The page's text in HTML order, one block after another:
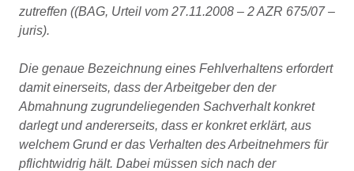
zutreffen ((BAG, Urteil vom 27.11.2008 – 2 AZR 675/07 –
juris).
Die genaue Bezeichnung eines Fehlverhaltens erfordert
damit einerseits, dass der Arbeitgeber den der
Abmahnung zugrundeliegenden Sachverhalt konkret
darlegt und andererseits, dass er konkret erklärt, aus
welchem Grund er das Verhalten des Arbeitnehmers für
pflichtwidrig hält. Dabei müssen sich nach der